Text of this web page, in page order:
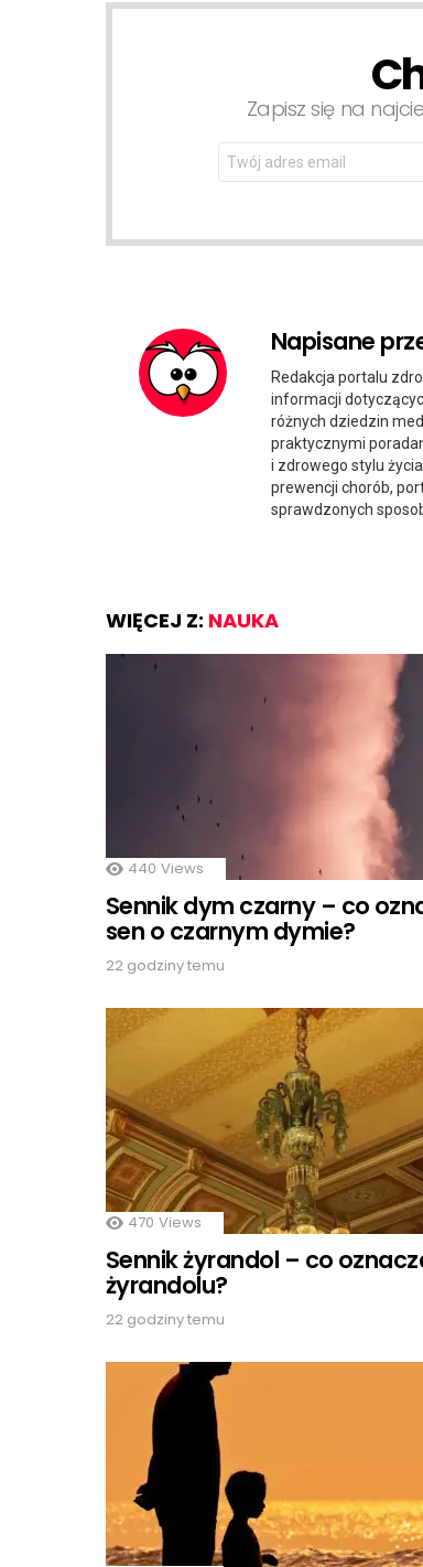
Zapisz się na
Email
address:
Napisane
Redakcja portalu
informacji
różnych dziedzin
praktycznymi
i zdrowego stylu
prewencji chorób,
sprawdzonych
WIĘCEJ Z: NAUKA
440 Views
Sennik dym czarny – co
sen o czarnym dymie?
22 godziny temu
470 Views
Sennik żyrandol – co
żyrandolu?
22 godziny temu